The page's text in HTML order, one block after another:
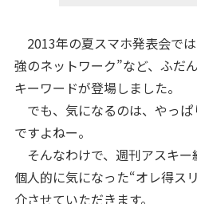
2013年の夏スマホ発表会で
強のネットワーク”など、ふだ
キーワードが登場しました。
でも、気になるのは、やっ
ですよねー。
そんなわけで、週刊アスキ
個人的に気になった“オレ得ス
介させていただきます。